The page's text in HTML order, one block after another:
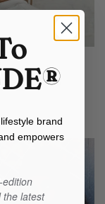
| Baseball
brand
empowers
the latest